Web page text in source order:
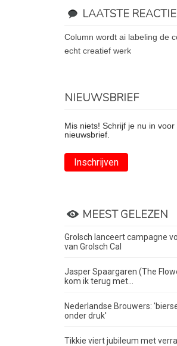
LAATSTE
column wordt ai labeling de comeback van
echt creatief werk
NIEUWSBRIEF
Mis niets! Schrijf je nu in
nieuwsbrief.
Inschrijven
MEEST GELEZEN
Grolsch lanceert campagne
van Grolsch Cal
Jasper Spaargaren (The
kom ik terug met...
Nederlandse Brouwers:
onder druk'
Tikkie viert jubileum met